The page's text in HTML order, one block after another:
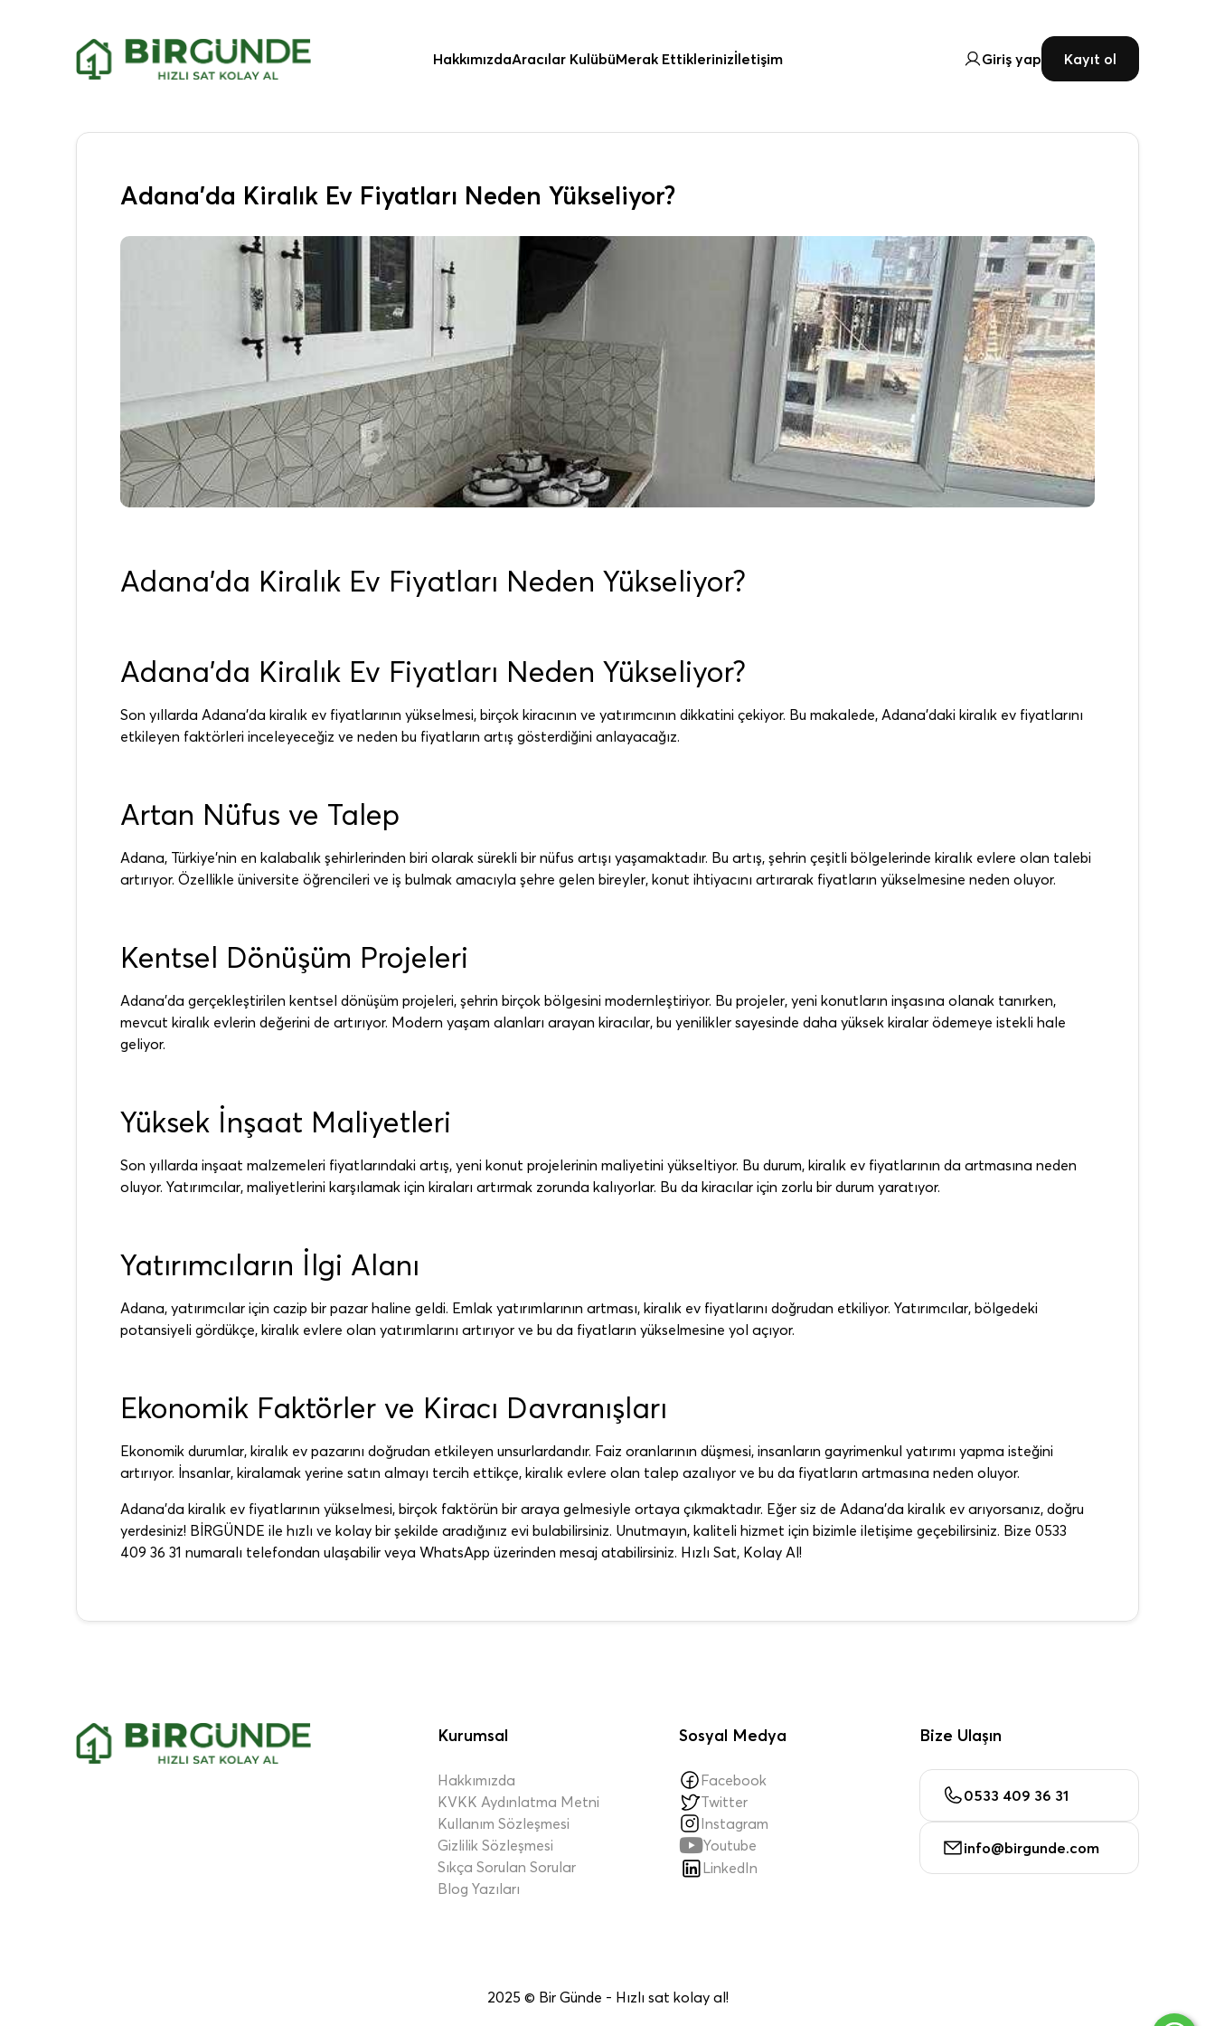
HakkımızdaAracılar KulübüMerak Ettiklerinizİletişim Giriş yap Kayıt ol
Adana’da Kiralık Ev Fiyatları Neden Yükseliyor?
Adana’da Kiralık Ev Fiyatları Neden Yükseliyor?
Adana’da Kiralık Ev Fiyatları Neden Yükseliyor?
Son yıllarda Adana’da kiralık ev fiyatlarının yükselmesi, birçok kiracının ve yatırımcının dikkatini çekiyor. Bu makalede, Adana’daki kiralık ev fiyatlarını
etkileyen faktörleri inceleyeceğiz ve neden bu fiyatların artış gösterdiğini anlayacağız.
Artan Nüfus ve Talep
Adana, Türkiye'nin en kalabalık şehirlerinden biri olarak sürekli bir nüfus artışı yaşamaktadır. Bu artış, şehrin çeşitli bölgelerinde kiralık evlere olan talebi
artırıyor. Özellikle üniversite öğrencileri ve iş bulmak amacıyla şehre gelen bireyler, konut ihtiyacını artırarak fiyatların yükselmesine neden oluyor.
Kentsel Dönüşüm Projeleri
Adana’da gerçekleştirilen kentsel dönüşüm projeleri, şehrin birçok bölgesini modernleştiriyor. Bu projeler, yeni konutların inşasına olanak tanırken,
mevcut kiralık evlerin değerini de artırıyor. Modern yaşam alanları arayan kiracılar, bu yenilikler sayesinde daha yüksek kiralar ödemeye istekli hale
geliyor.
Yüksek İnşaat Maliyetleri
Son yıllarda inşaat malzemeleri fiyatlarındaki artış, yeni konut projelerinin maliyetini yükseltiyor. Bu durum, kiralık ev fiyatlarının da artmasına neden
oluyor. Yatırımcılar, maliyetlerini karşılamak için kiraları artırmak zorunda kalıyorlar. Bu da kiracılar için zorlu bir durum yaratıyor.
Yatırımcıların İlgi Alanı
Adana, yatırımcılar için cazip bir pazar haline geldi. Emlak yatırımlarının artması, kiralık ev fiyatlarını doğrudan etkiliyor. Yatırımcılar, bölgedeki
potansiyeli gördükçe, kiralık evlere olan yatırımlarını artırıyor ve bu da fiyatların yükselmesine yol açıyor.
Ekonomik Faktörler ve Kiracı Davranışları
Ekonomik durumlar, kiralık ev pazarını doğrudan etkileyen unsurlardandır. Faiz oranlarının düşmesi, insanların gayrimenkul yatırımı yapma isteğini
artırıyor. İnsanlar, kiralamak yerine satın almayı tercih ettikçe, kiralık evlere olan talep azalıyor ve bu da fiyatların artmasına neden oluyor.
Adana’da kiralık ev fiyatlarının yükselmesi, birçok faktörün bir araya gelmesiyle ortaya çıkmaktadır. Eğer siz de Adana’da kiralık ev arıyorsanız, doğru
yerdesiniz! BİRGÜNDE ile hızlı ve kolay bir şekilde aradığınız evi bulabilirsiniz. Unutmayın, kaliteli hizmet için bizimle iletişime geçebilirsiniz. Bize 0533
409 36 31 numaralı telefondan ulaşabilir veya WhatsApp üzerinden mesaj atabilirsiniz. Hızlı Sat, Kolay Al!
Kurumsal
Hakkımızda
KVKK Aydınlatma Metni
Kullanım Sözleşmesi
Gizlilik Sözleşmesi
Sıkça Sorulan Sorular
Blog Yazıları
Sosyal Medya
Facebook
Twitter
Instagram
Youtube
LinkedIn
Bize Ulaşın
0533 409 36 31
info@birgunde.com
2025 © Bir Günde - Hızlı sat kolay al!